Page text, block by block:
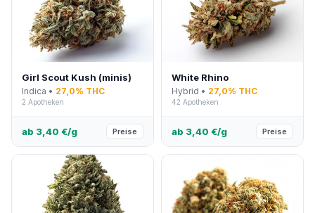
Girl Scout Kush (minis)
Indica • 27,0% THC
2 Apotheken
ab 3,40 €/g Preise
White Rhino
Hybrid • 27,0% THC
42 Apotheken
ab 3,40 €/g Preise